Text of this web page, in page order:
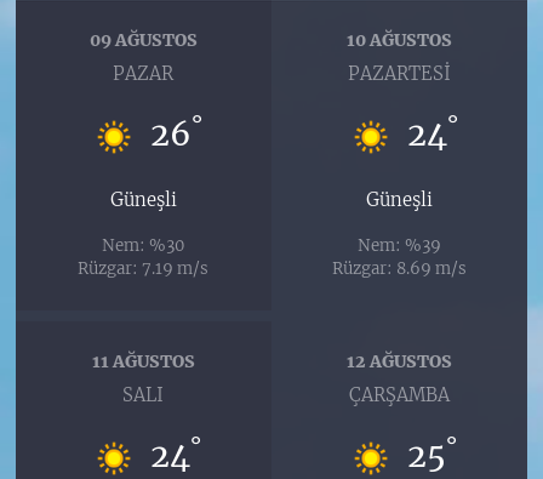
09 AĞUSTOS
PAZAR
26°
Güneşli
Nem: %30
Rüzgar: 7.19 m/s
10 AĞUSTOS
PAZARTESI
24°
Güneşli
Nem: %39
Rüzgar: 8.69 m/s
11 AĞUSTOS
SALI
24°
12 AĞUSTOS
ÇARŞAMBA
25°